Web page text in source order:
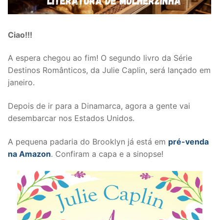
Ciao!!!
A espera chegou ao fim! O segundo livro da Série
Destinos Românticos, da Julie Caplin, será lançado em
janeiro.
Depois de ir para a Dinamarca, agora a gente vai
desembarcar nos Estados Unidos.
A pequena padaria do Brooklyn já está em pré-venda
na Amazon. Confiram a capa e a sinopse!